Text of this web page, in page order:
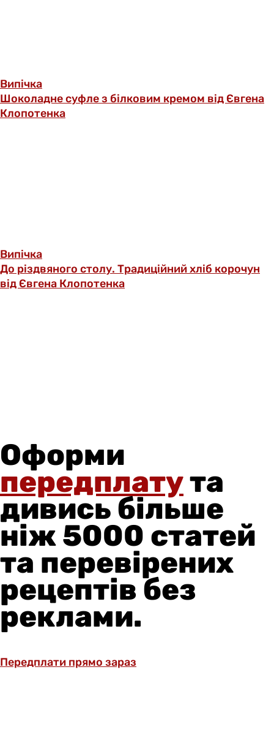
Випічка
Шоколадне суфле з білковим кремом від Євгена
Клопотенка
Випічка
До різдвяного столу. Традиційний хліб корочун
від Євгена Клопотенка
Оформи
передплатута
дивись більше
ніж 5000 статей
та перевірених
рецептів без
реклами.
Передплати прямо зараз